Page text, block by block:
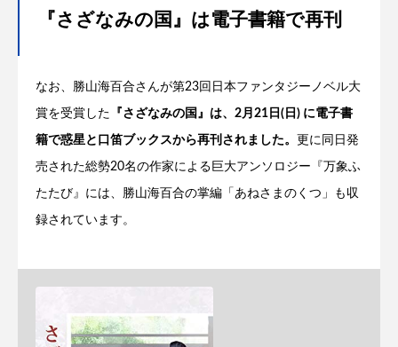
『さざなみの国』は電子書籍で再刊
なお、勝山海百合さんが第23回日本ファンタジーノベル大
賞を受賞した 『さざなみの国』は、2月21日(日) に電子書
籍で惑星と口笛ブックスから再刊されました。 更に同日発
売された総勢20名の作家による巨大アンソロジー『万象ふ
たたび』には、勝山海百合の掌編「あねさまのくつ」も収
録されています。